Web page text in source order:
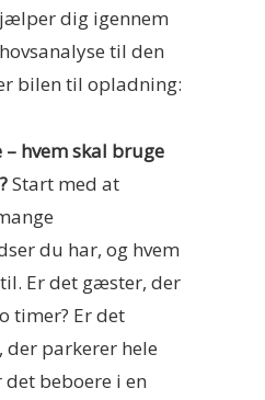
dig igennem
til den
bilen til opladning:
– hvem skal bruge
Start med at
du har, og hvem
Er det gæster, der
timer? Er det
parkerer hele
det beboere i en